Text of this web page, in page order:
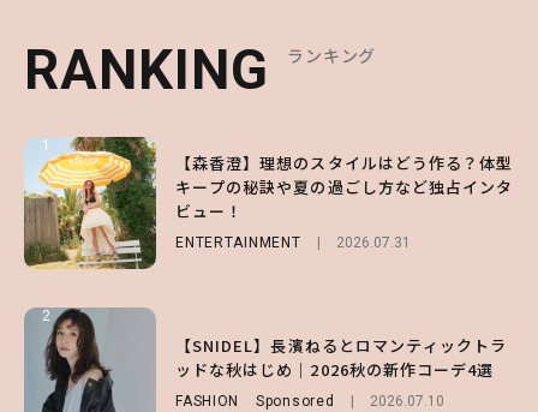
RANKING ランキング
1
【森香澄】理想のスタイルはどう作る？体型
キープの秘訣や夏の過ごし方など独占インタ
ビュー！
ENTERTAINMENT 2026.07.31
2
【SNIDEL】長濱ねるとロマンティックトラ
ッドな秋はじめ｜2026秋の新作コーデ4選
FASHION Sponsored 2026.07.10
RANKING ランキング
1
【ハローキティ】がスシローと初コラボ♡
第1弾の気になるメニュー＆限定グッズを総
チェック！
LIFESTYLE 2026.07.31
2
【大原優乃】夏メイクはプレイフルに！ドキ
ッとしちゃう色っぽ“うるみ目”のつくり方
BEAUTY 2026.08.01
RANKING ランキング
1
【SNIDEL】長濱ねるとロマンティックトラ
ッドな秋はじめ｜2026秋の新作コーデ4選
2
【付録】総柄ハローキティが可愛すぎ♡ 紀
ノ国屋コラボの“優秀保冷バッグ”は夏の強
い味方！【オトナミューズ9月号増刊】